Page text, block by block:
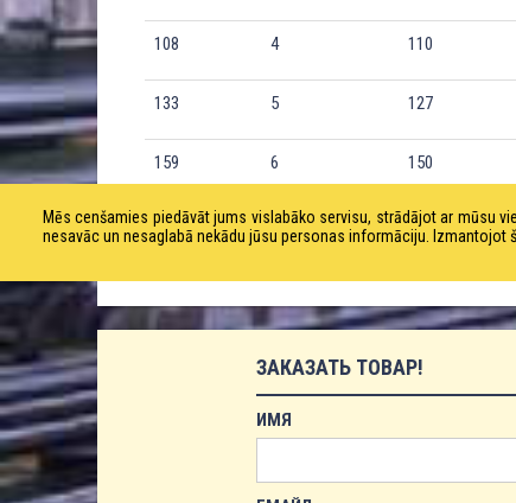
108 4 110
133 5 127
159 6 150
216 8 200
ЗАКАЗАТЬ ТОВАР!
ИМЯ
Mēs cenšamies piedāvāt jums vislabāko servisu, strādājot ar mūsu
nesavāc un nesaglabā nekādu jūsu personas informāciju. Izmantojot